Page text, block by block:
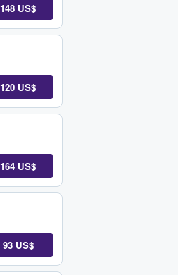
148 US$
120 US$
164 US$
93 US$